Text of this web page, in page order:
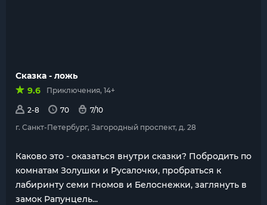
Сказка - ложь
9.6
Приключения, 14+
2-8 70
7/10
г. Санкт-Петербург, Загородный проспект, д. 28
Каково это - оказаться внутри сказки? Побродить по
комнатам Золушки и Русалочки, пробраться к
лабиринту семи гномов и Белоснежки, заглянуть в
замок Рапунцель...